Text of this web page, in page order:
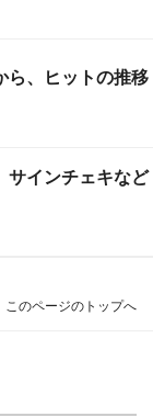
ら、ヒットの推移
サインチェキなど
このページのトップへ